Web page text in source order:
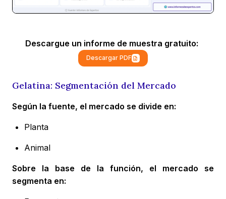
Descargue un informe de muestra gratuito:
Descargar PDF
Gelatina: Segmentación del Mercado
Según la fuente, el mercado se divide en:
Planta
Animal
Sobre la base de la función, el mercado se
segmenta en: